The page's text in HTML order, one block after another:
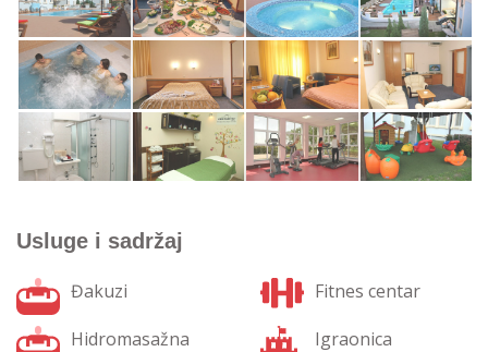
Usluge i sadržaj
Đakuzi
Fitnes centar
Hidromasažna
Igraonica